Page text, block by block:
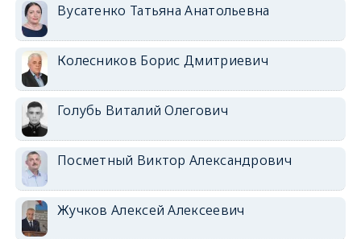
Вусатенко Татьяна Анатольевна
Колесников Борис Дмитриевич
Голубь Виталий Олегович
Посметный Виктор Александрович
Жучков Алексей Алексеевич